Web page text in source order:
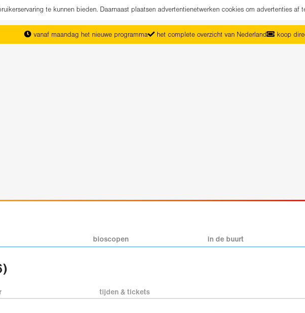
te kunnen bieden. Daarnaast plaatsen advertentienetwerken cookies om advertenties af
vanaf maandag het nieuwe programma het complete overzicht van Nederland koop
bioscopen in de buurt
tijden & tickets